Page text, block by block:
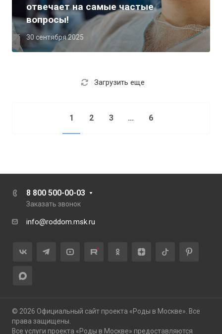
30 сентября 2025
отвечает на самые частые
вопросы!
Загрузить еще
1 2 3 ... 6
8 800 500-00-03
Заказать звонок
info@roddom.msk.ru
© 2026 Официальный сайт проекта «Роды в Москве». Все
права защищены.
Все услуги проекта «Роды в Москве» предоставляются